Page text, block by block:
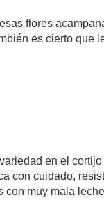
flores
es cierto que
en el
con cuidado,
muy mala